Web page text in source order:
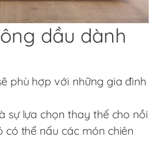
dầu dành
phù hợp với những gia đình
sự lựa chọn thay thế cho nồi
có thể nấu các món chiên